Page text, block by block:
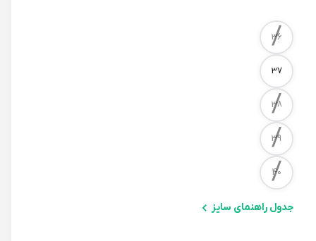
Size
/
/
/
/
جدول راهنمای سایز